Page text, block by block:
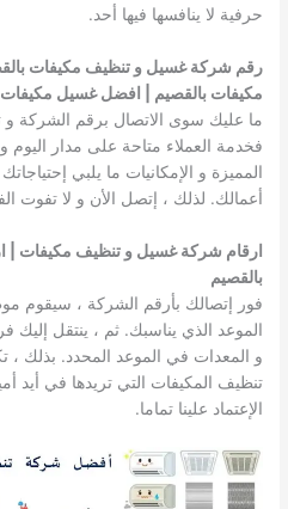
حرفية لا ينافسها فيها أحد.
رقم شركة غسيل و تنظيف مكيفات
مكيفات بالقصيم | افضل غسيل مكيفات
ما عليك سوى الاتصال برقم الشركة و
فخدمة العملاء متاحة على مدار اليوم
المميزة و الإمكانيات ما يلبي
أعمالك. لذلك ، إتصل الأن و لا تفوت
ارقام شركة غسيل و تنظيف مكيفات |
بالقصيم
فور إتصالك بأرقم الشركة ، سيقوم
الموعد الذي يناسبك. ثم ، ينتقل إليك
و المعدات في الموعد المحدد. بذلك
تنظيف المكيفات التي تريدها في أيد
الإعتماد علينا تماما.